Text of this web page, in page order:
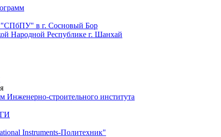
"СПбПУ" в г. Сосновый Бор
Народной Республике г. Шанхай
строительного института
Instruments-Политехник"